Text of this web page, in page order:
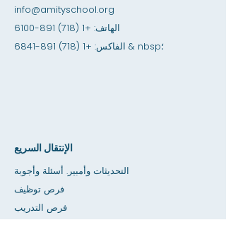
info@amityschool.org
الهاتف: +1 (718) 891-6100
الفاكس: +1 (718) 891-6841 & nbsp؛
الإنتقال السريع
التحديثات وأمبير. أسئلة وأجوبة
فرص توظيف
فرص التدريب